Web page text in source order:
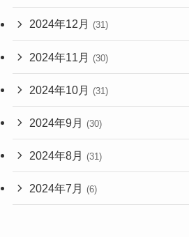
2024年12月 (31)
2024年11月 (30)
2024年10月 (31)
2024年9月 (30)
2024年8月 (31)
2024年7月 (6)